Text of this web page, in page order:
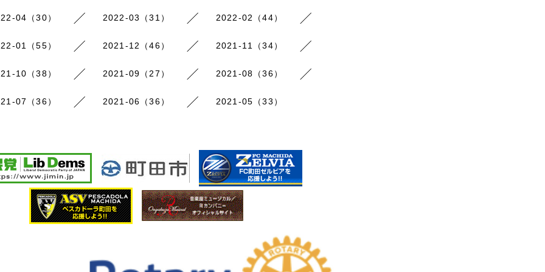
04（30） 2022-03（31） 2022-02（44）
01（55） 2021-12（46） 2021-11（34）
10（38） 2021-09（27） 2021-08（36）
07（36） 2021-06（36） 2021-05（33）